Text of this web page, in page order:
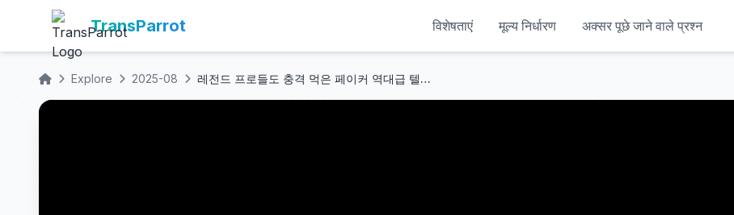
TransParrot विशेषताएं मूल्य निर्धारण अक्सर पूछे जाने वाले प्रश्न
Explore 2025-08 레전드 프로들도 충격 먹은 페이커 역대급 텔레포트 판단력! 롤팬들도 경악 했던 짧은 순간의 판단ㄷㄷ LCK T1 vs 젠지 1경기 주요 장면, 해석, 반응